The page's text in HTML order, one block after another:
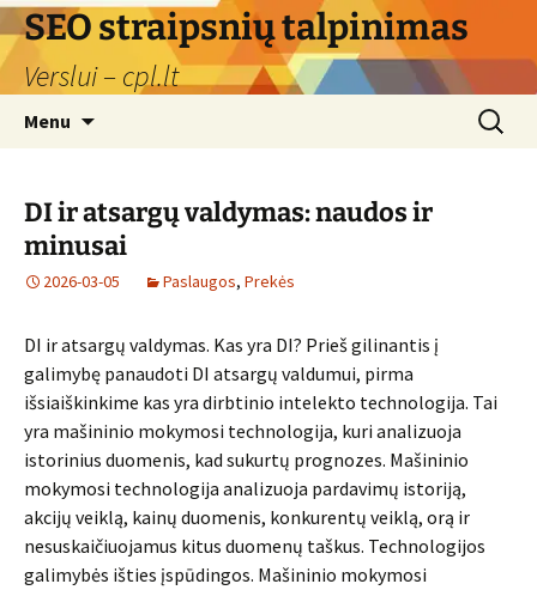
Skip
to
content
SEO straipsnių talpinimas
Verslui – cpl.lt
Menu
Search
for:
DI ir atsargų valdymas: naudos ir
minusai
2026-03-05 Paslaugos, Prekės
DI ir atsargų valdymas. Kas yra DI? Prieš gilinantis į
galimybę panaudoti DI atsargų valdumui, pirma
išsiaiškinkime kas yra dirbtinio intelekto technologija. Tai
yra mašininio mokymosi technologija, kuri analizuoja
istorinius duomenis, kad sukurtų prognozes. Mašininio
mokymosi technologija analizuoja pardavimų istoriją,
akcijų veiklą, kainų duomenis, konkurentų veiklą, orą ir
nesuskaičiuojamus kitus duomenų taškus. Technologijos
galimybės išties įspūdingos. Mašininio mokymosi